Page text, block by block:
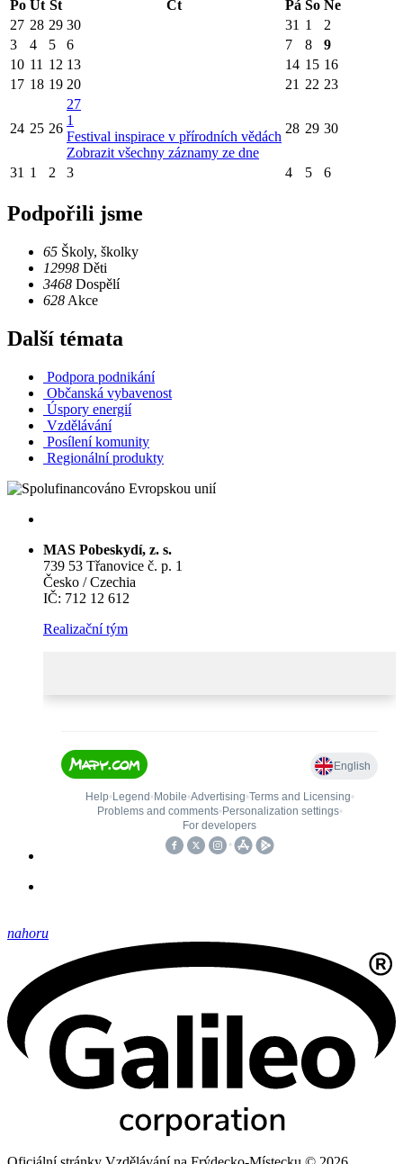
Po Út St Čt Pá So Ne
27 28 29 30 31 1
2
3
4 5 6 7 8
9
10 11 12 13 14 15 16
17 18 19 20 21 22 23
24 25 26
27
1
Festival inspirace v přírodních vědách
Zobrazit všechny záznamy ze dne
28 29 30
31 1 2 3 4 5 6
Podpořili jsme
65 Školy, školky
12998 Děti
3468 Dospělí
628 Akce
Další témata
Podpora podnikání
Občanská vybavenost
Úspory energií
Vzdělávání
Posílení komunity
Regionální produkty
MAS Pobeskydí, z. s.
739 53 Třanovice č. p. 1
Česko / Czechia
IČ: 712 12 612
Realizační tým
nahoru